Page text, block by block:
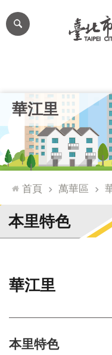
跳到主要內容區塊
網
站
台
通
臺
北
市
門
整
檢
索
華江里
首頁 萬華區
本里特色
華江里
本里特色